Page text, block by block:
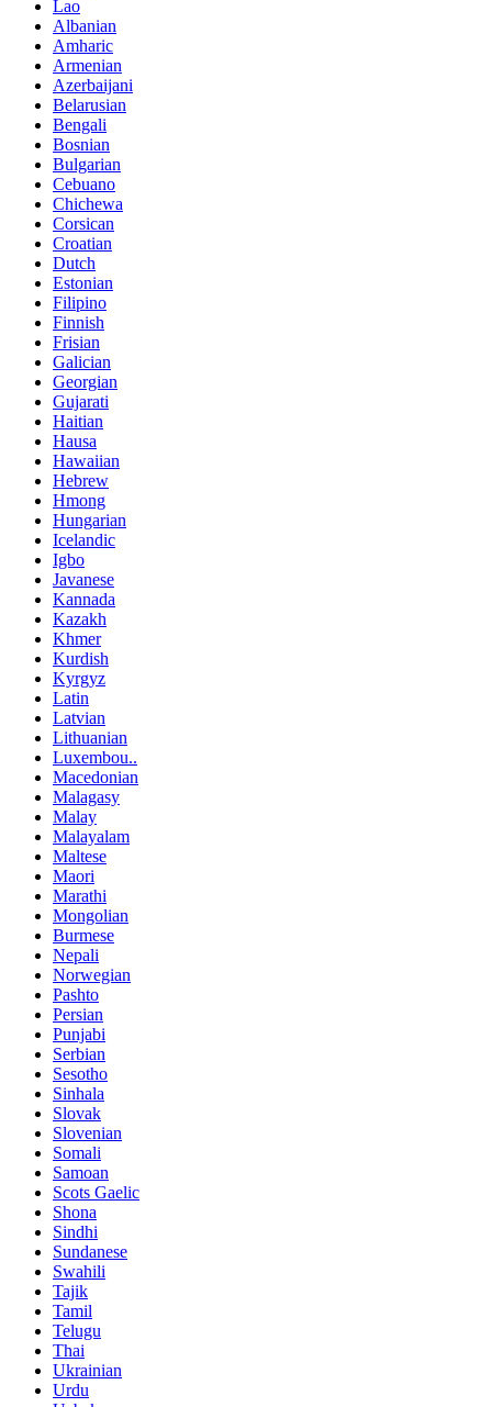
Lao
Albanian
Amharic
Armenian
Azerbaijani
Belarusian
Bengali
Bosnian
Bulgarian
Cebuano
Chichewa
Corsican
Croatian
Dutch
Estonian
Filipino
Finnish
Frisian
Galician
Georgian
Gujarati
Haitian
Hausa
Hawaiian
Hebrew
Hmong
Hungarian
Icelandic
Igbo
Javanese
Kannada
Kazakh
Khmer
Kurdish
Kyrgyz
Latin
Latvian
Lithuanian
Luxembou..
Macedonian
Malagasy
Malay
Malayalam
Maltese
Maori
Marathi
Mongolian
Burmese
Nepali
Norwegian
Pashto
Persian
Punjabi
Serbian
Sesotho
Sinhala
Slovak
Slovenian
Somali
Samoan
Scots Gaelic
Shona
Sindhi
Sundanese
Swahili
Tajik
Tamil
Telugu
Thai
Ukrainian
Urdu